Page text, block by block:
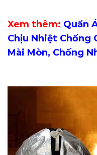
Xem thêm: Quần
Chịu Nhiệt Chống
Mài Mòn, Chống